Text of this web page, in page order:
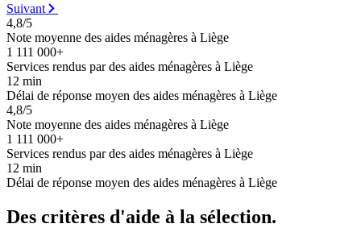
Suivant
4,8/5
Note moyenne des aides ménagères à Liège
1 111 000+
Services rendus par des aides ménagères à Liège
12 min
Délai de réponse moyen des aides ménagères à Liège
4,8/5
Note moyenne des aides ménagères à Liège
1 111 000+
Services rendus par des aides ménagères à Liège
12 min
Délai de réponse moyen des aides ménagères à Liège
Des critères d'aide à la sélection.